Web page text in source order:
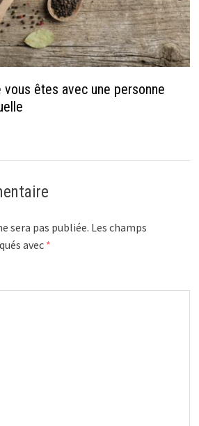
vous êtes avec une personne
sera pas publiée. Les champs
avec *